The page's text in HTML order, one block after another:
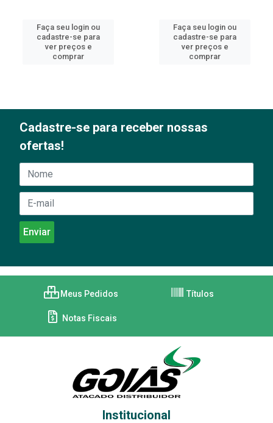
Faça seu login ou
cadastre-se para
ver preços e
comprar
Faça seu login ou
cadastre-se para
ver preços e
comprar
Cadastre-se para receber nossas
ofertas!
Meus Pedidos Títulos
Notas Fiscais
Institucional